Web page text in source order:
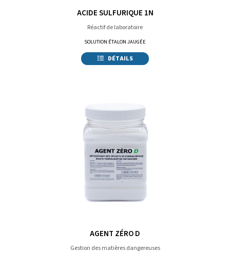
ACIDE SULFURIQUE 1N
Réactif de laboratoire
SOLUTION ÉTALON JAUGÉE
DÉTAILS
AGENT ZÉRO D
Gestion des matières dangereuses